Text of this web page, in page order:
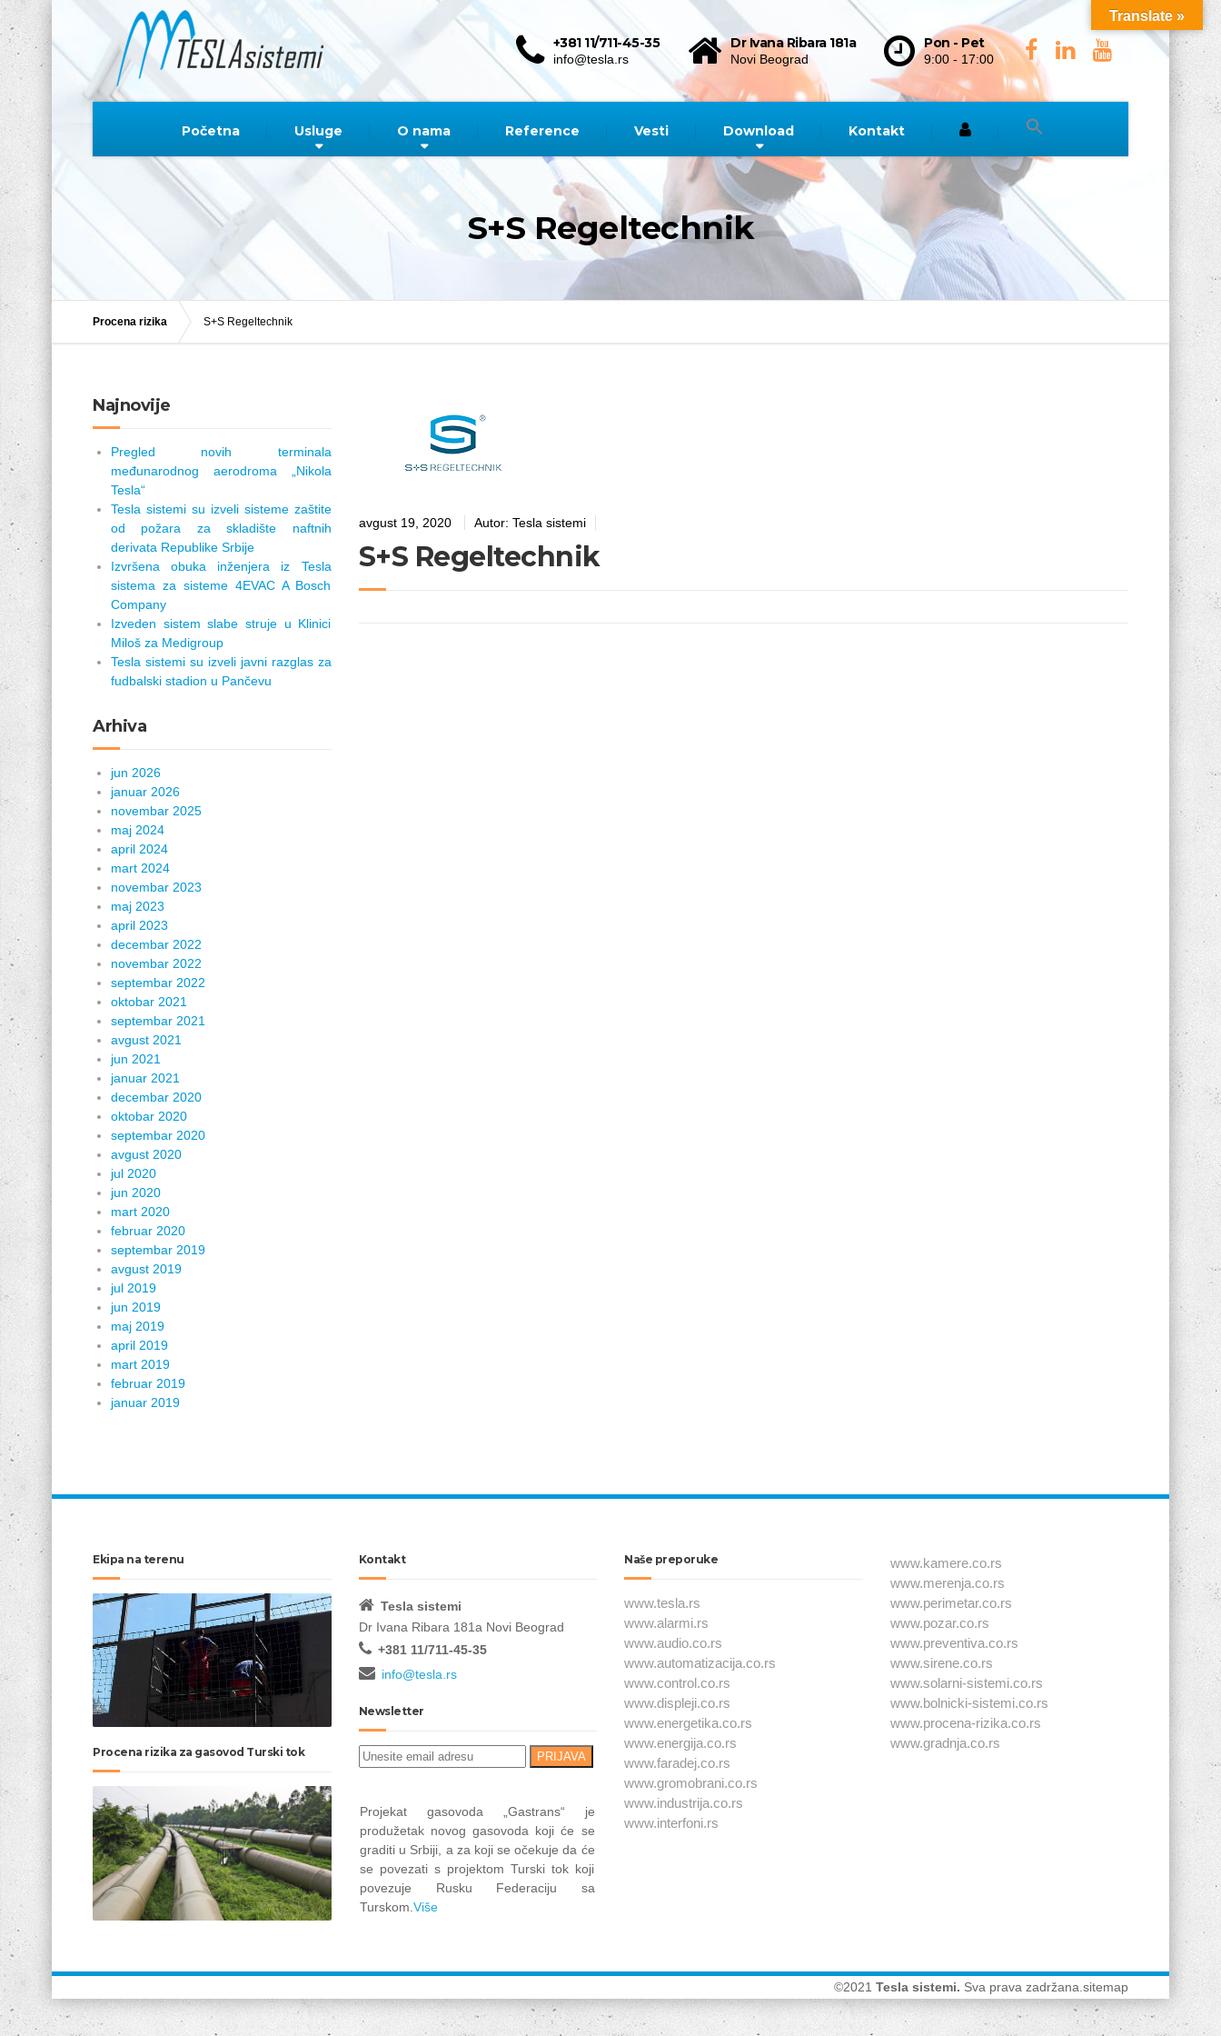
+381 11/711-45-35
info@tesla.rs
Dr Ivana Ribara 181a
Novi Beograd
Pon - Pet
9:00 - 17:00
Početna Usluge O nama Reference Vesti Download Kontakt
S+S Regeltechnik
Procena rizika S+S Regeltechnik
avgust 19, 2020 Autor: Tesla sistemi
S+S Regeltechnik
Najnovije
Pregled novih terminala
međunarodnog aerodroma „Nikola
Tesla“
Tesla sistemi su izveli sisteme zaštite
od požara za skladište naftnih
derivata Republike Srbije
Izvršena obuka inženjera iz Tesla
sistema za sisteme 4EVAC A Bosch
Company
Izveden sistem slabe struje u Klinici
Miloš za Medigroup
Tesla sistemi su izveli javni razglas za
fudbalski stadion u Pančevu
Arhiva
jun 2026
januar 2026
novembar 2025
maj 2024
april 2024
mart 2024
novembar 2023
maj 2023
april 2023
decembar 2022
novembar 2022
septembar 2022
oktobar 2021
septembar 2021
avgust 2021
jun 2021
januar 2021
decembar 2020
oktobar 2020
septembar 2020
avgust 2020
jul 2020
jun 2020
mart 2020
februar 2020
septembar 2019
avgust 2019
jul 2019
jun 2019
maj 2019
april 2019
mart 2019
februar 2019
januar 2019
Ekipa na terenu
Procena rizika za gasovod Turski tok
Projekat gasovoda „Gastrans“ je
produžetak novog gasovoda koji će se
graditi u Srbiji, a za koji se očekuje da će
se povezati s projektom Turski tok koji
povezuje Rusku Federaciju sa
Turskom. Više
Kontakt
Tesla sistemi
Dr Ivana Ribara 181a Novi Beograd
+381 11/711-45-35
info@tesla.rs
Newsletter
Naše preporuke
www.tesla.rs
www.alarmi.rs
www.audio.co.rs
www.automatizacija.co.rs
www.control.co.rs
www.displeji.co.rs
www.energetika.co.rs
www.energija.co.rs
www.faradej.co.rs
www.gromobrani.co.rs
www.industrija.co.rs
www.interfoni.rs
www.kamere.co.rs
www.merenja.co.rs
www.perimetar.co.rs
www.pozar.co.rs
www.preventiva.co.rs
www.sirene.co.rs
www.solarni-sistemi.co.rs
www.bolnicki-sistemi.co.rs
www.procena-rizika.co.rs
www.gradnja.co.rs
©2021 Tesla sistemi. Sva prava zadržana. sitemap
Translate »